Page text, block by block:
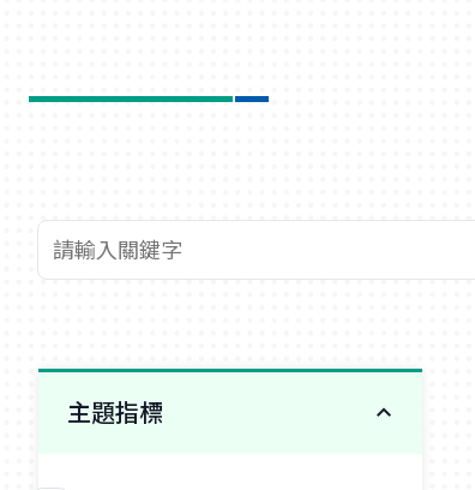
查詢關鍵字
主題指標